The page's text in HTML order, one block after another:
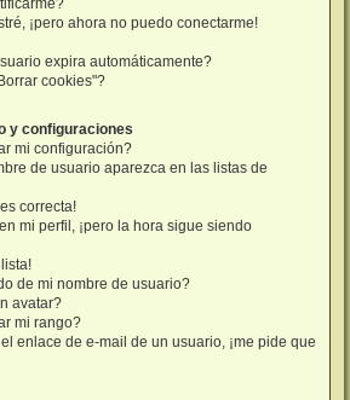
¡pero ahora no puedo conectarme!
expira automáticamente?
cookies"?
y configuraciones
mi configuración?
de usuario aparezca en las listas de
correcta!
mi perfil, ¡pero la hora sigue siendo
de mi nombre de usuario?
avatar?
mi rango?
enlace de e-mail de un usuario, ¡me pide que